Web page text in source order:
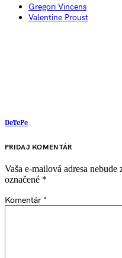
Gregori Vincens
Valentine Proust
DeTePe
PRIDAJ KOMENTÁR
Vaša e-mailová adresa nebude
označené *
Komentár *